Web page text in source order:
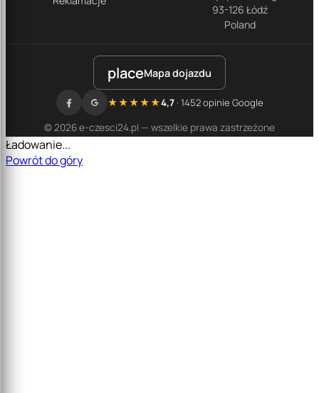
93-126 Łódź
Poland
placeMapa dojazdu
© 2026 e-czesci24.pl — wszelkie prawa zastrzeżone
★★★★★4,7· 1452 opinie Google
Ładowanie...
Powrót do góry